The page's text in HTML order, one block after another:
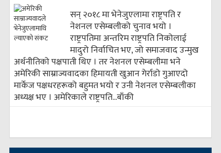
सन् २०१८ मा भेनेजुएलामा राष्ट्रपति र
नेशनल एसेम्बलीको चुनाव भयो ।
राष्ट्रपतिमा अन्तरिम राष्ट्रपति निकोलाई
मादुरो निर्वाचित भए, जो समाजवाद उन्मुख
अर्थनीतिको पक्षपाती थिए । तर नेशनल एसेम्बलीमा भने
अमेरिकी साम्राज्यवादका हिमायती खुआन गेर्राडो गुआएदो
मार्केज पक्षधरहरूको बहुमत भयो र उनी नेशनल एसेम्बलीका
अध्यक्ष भए । अमेरिकाले राष्ट्रपति...बाँकी